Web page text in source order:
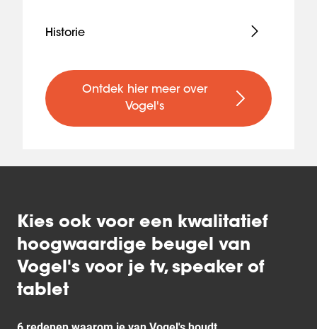
Historie
Ontdek hier meer over
Vogel's
Kies ook voor een kwalitatief
hoogwaardige beugel van
Vogel's voor je tv, speaker of
tablet